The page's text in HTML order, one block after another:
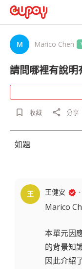
M Marico Chen
請問哪裡有說
bookmark_border 收藏 share 分享
如題
王 王健安 ・
Marico
本單元因
的背景知
因此介紹